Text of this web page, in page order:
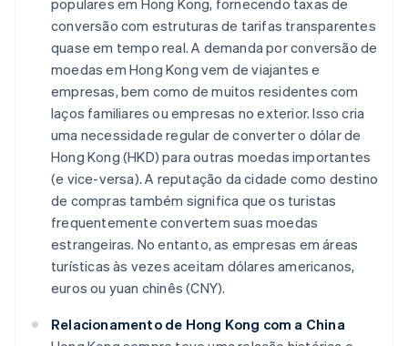
populares em Hong Kong, fornecendo taxas de
conversão com estruturas de tarifas transparentes
quase em tempo real. A demanda por conversão de
moedas em Hong Kong vem de viajantes e
empresas, bem como de muitos residentes com
laços familiares ou empresas no exterior. Isso cria
uma necessidade regular de converter o dólar de
Hong Kong (HKD) para outras moedas importantes
(e vice-versa). A reputação da cidade como destino
de compras também significa que os turistas
frequentemente convertem suas moedas
estrangeiras. No entanto, as empresas em áreas
turísticas às vezes aceitam dólares americanos,
euros ou yuan chinês (CNY).
Relacionamento de Hong Kong com a China